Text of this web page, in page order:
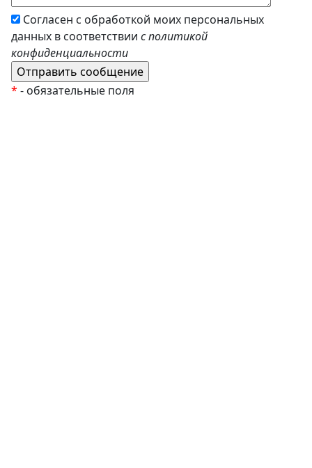
Согласен с обработкой моих персональных
данных в соответствии с политикой
конфиденциальности
* - обязательные поля